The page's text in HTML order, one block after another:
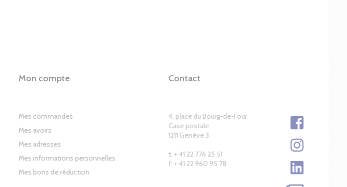
Mon compte
Mes commandes
Mes avoirs
Mes adresses
Mes informations personnelles
Mes bons de réduction
Contact
4, place du Bourg-de-Four
Case postale
1211 Genève 3
t: + 41 22 776 25 51
f: + 41 22 960 95 78